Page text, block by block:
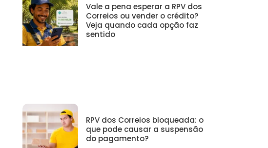
Vale a pena esperar a RPV dos
Correios ou vender o crédito?
Veja quando cada opção faz
sentido
RPV dos Correios bloqueada: o
que pode causar a suspensão
do pagamento?